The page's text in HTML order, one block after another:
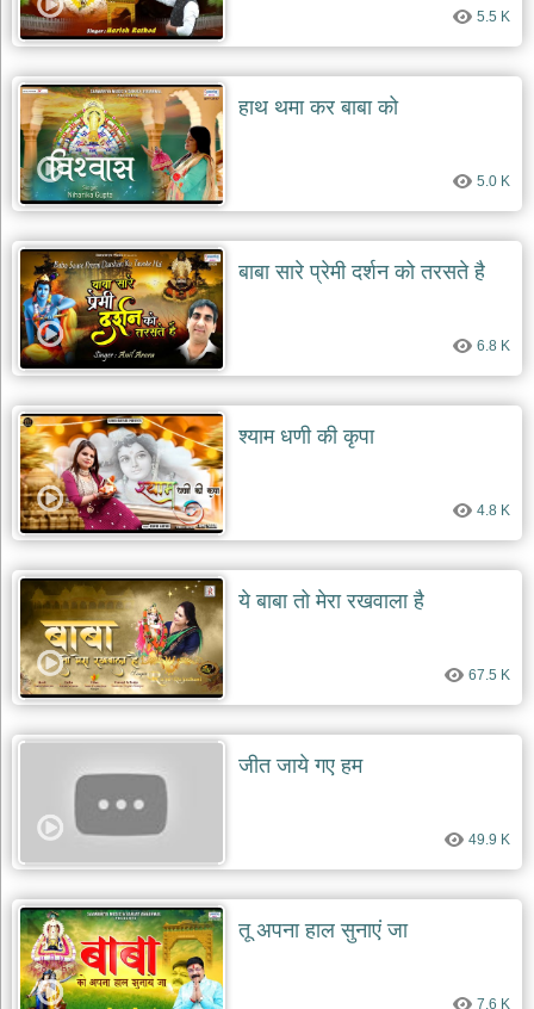
5.5 K
हाथ थमा कर बाबा को
5.0 K
बाबा सारे प्रेमी दर्शन को तरसते है
6.8 K
श्याम धणी की कृपा
4.8 K
ये बाबा तो मेरा रखवाला है
67.5 K
जीत जाये गए हम
49.9 K
तू अपना हाल सुनाएं जा
7.6 K